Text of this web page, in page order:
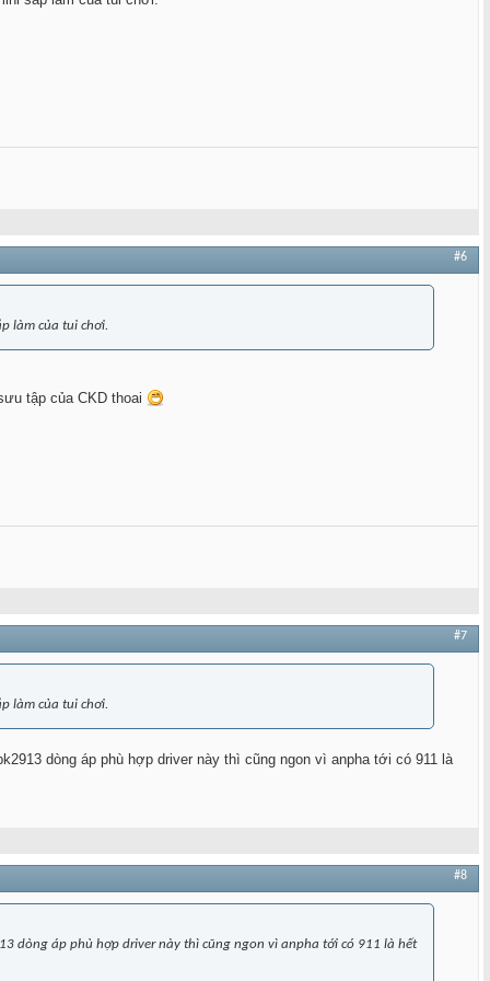
#6
làm của tui chơi.
tập của CKD thoai
#7
làm của tui chơi.
dòng áp phù hợp driver này thì cũng ngon vì anpha tới có 911 là
#8
dòng áp phù hợp driver này thì cũng ngon vì anpha tới có 911 là hết